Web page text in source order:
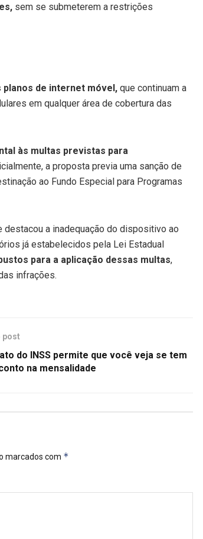
sem se submeterem a restrições
planos de internet móvel, que continuam a
em qualquer área de cobertura das
às multas previstas para
a proposta previa uma sanção de
ao Fundo Especial para Programas
destacou a inadequação do dispositivo ao
já estabelecidos pela Lei Estadual
para a aplicação dessas multas,
infrações.
post
do INSS permite que você veja se tem
na mensalidade
marcados com *